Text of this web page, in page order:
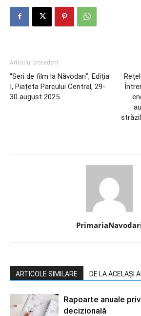
Articolul precedent
“Seri de film la Năvodari”, Ediția
I, Piațeta Parcului Central, 29-
30 august 2025
ARTICOLE SIMILARE DE LA ACELAȘI
Rapoarte anuale
decizională